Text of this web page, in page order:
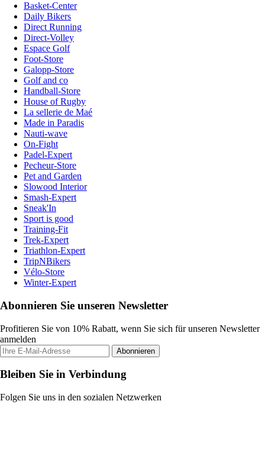
Basket-Center
Daily Bikers
Direct Running
Direct-Volley
Espace Golf
Foot-Store
Galopp-Store
Golf and co
Handball-Store
House of Rugby
La sellerie de Maé
Made in Paradis
Nauti-wave
On-Fight
Padel-Expert
Pecheur-Store
Pet and Garden
Slowood Interior
Smash-Expert
Sneak'In
Sport is good
Training-Fit
Trek-Expert
Triathlon-Expert
TripNBikers
Vélo-Store
Winter-Expert
Abonnieren Sie unseren Newsletter
Profitieren Sie von 10% Rabatt, wenn Sie sich für unseren Newsletter
anmelden
Abonnieren
Bleiben Sie in Verbindung
Folgen Sie uns in den sozialen Netzwerken